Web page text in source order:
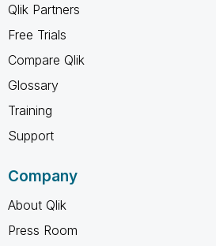
Qlik Partners
Free Trials
Compare Qlik
Glossary
Training
Support
Company
About Qlik
Press Room